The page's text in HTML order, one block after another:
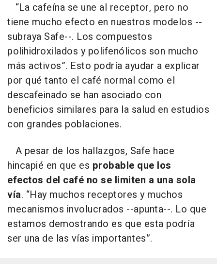
“La cafeína se une al receptor, pero no
tiene mucho efecto en nuestros modelos --
subraya Safe--. Los compuestos
polihidroxilados y polifenólicos son mucho
más activos”. Esto podría ayudar a explicar
por qué tanto el café normal como el
descafeinado se han asociado con
beneficios similares para la salud en estudios
con grandes poblaciones.
A pesar de los hallazgos, Safe hace
hincapié en que es probable que los
efectos del café no se limiten a una sola
vía. “Hay muchos receptores y muchos
mecanismos involucrados --apunta--. Lo que
estamos demostrando es que esta podría
ser una de las vías importantes”.